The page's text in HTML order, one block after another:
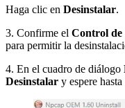
Haga clic en Desinstalar.
3. Confirme el Control de
para permitir la
4. En el cuadro de diálogo
Desinstalar y espere